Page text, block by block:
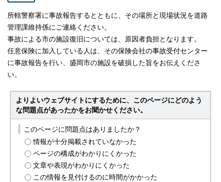
所轄警察署に事故報告するとともに、その場所と現場状況を道路
管理課維持係にご連絡ください。
事故による市の施設復旧については、原因者負担となります。
任意保険に加入している人は、その保険会社の事故受付センター
に事故報告を行い、盛岡市の施設を破損した旨をお伝えくださ
い。
よりよいウェブサイトにするために、このページにどのよう
な問題点があったかをお聞かせください。
このページに問題点はありましたか？
情報が十分掲載されていなかった
ページの構成がわかりにくかった
文章や表現がわかりにくかった
この情報を見付けるのに時間がかかった